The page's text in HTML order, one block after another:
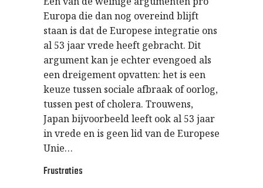
Europa die dan nog overeind blijft
staan is dat de Europese integratie ons
al 53 jaar vrede heeft gebracht. Dit
argument kan je echter evengoed als
een dreigement opvatten: het is een
keuze tussen sociale afbraak of oorlog,
tussen pest of cholera. Trouwens,
Japan bijvoorbeeld leeft ook al 53 jaar
in vrede en is geen lid van de Europese
Unie…
Frustraties